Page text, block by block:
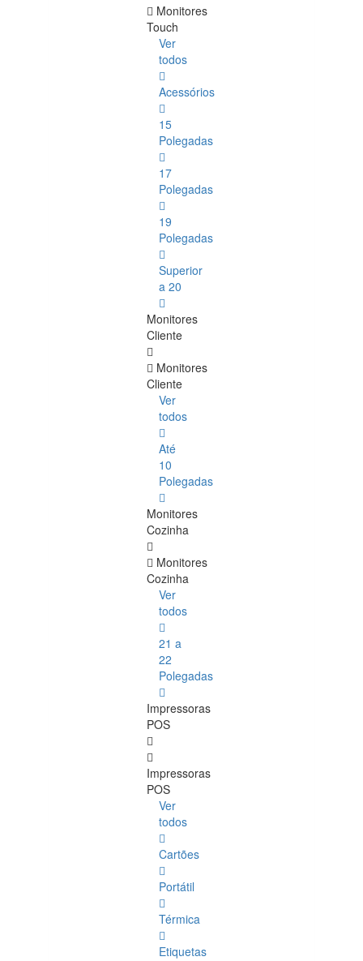
Monitores
Touch
Ver
todos
Acessórios
15
Polegadas
17
Polegadas
19
Polegadas
Superior
a 20
Monitores
Cliente
Monitores
Cliente
Ver
todos
Até
10
Polegadas
Monitores
Cozinha
Monitores
Cozinha
Ver
todos
21 a
22
Polegadas
Impressoras
POS
Impressoras
POS
Ver
todos
Cartões
Portátil
Térmica
Etiquetas